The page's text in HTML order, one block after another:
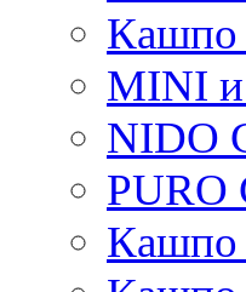
Кашпо
MINI
NIDO
PURO
Кашпо